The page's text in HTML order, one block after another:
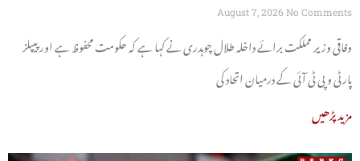
چوہدری
August 7, 2026 No Comments
وفاقی وزیر مملکت برائے داخلہ طلال چوہدری نے کہا ہے کہ حکومت محفوظ ہے اور پیپلز
پارٹی و پی ٹی آئی کے درمیان اتحاد کی
مزید پڑھیں